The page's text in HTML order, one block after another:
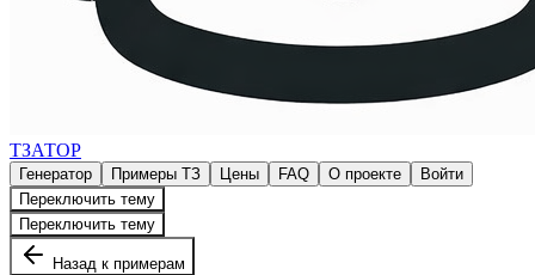
ТЗАТОР
Генератор Примеры ТЗ Цены FAQ О проекте
Войти
Переключить тему
Переключить тему
Назад к примерам